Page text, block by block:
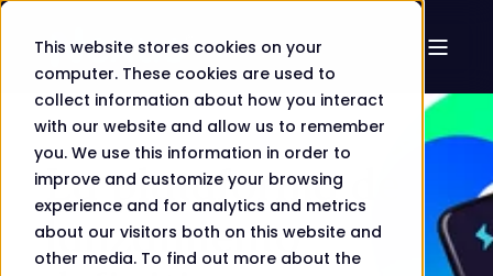
This website stores cookies on your
computer. These cookies are used to
collect information about how you interact
with our website and allow us to remember
you. We use this information in order to
improve and customize your browsing
experience and for analytics and metrics
about our visitors both on this website and
other media. To find out more about the
La plataforma de
lanzamiento